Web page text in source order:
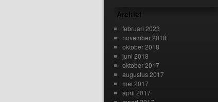
Archief
februari 2023
november 2018
oktober 2018
juni 2018
oktober 2017
augustus 2017
mei 2017
april 2017